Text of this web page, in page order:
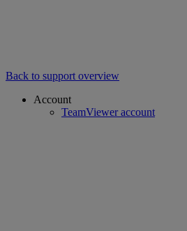
Back to support overview
Account
TeamViewer account